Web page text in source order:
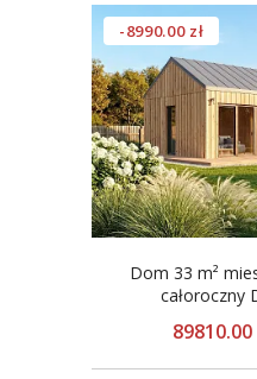
-8990.00 zł
Dom 33 m²
całoroczny
89810.00